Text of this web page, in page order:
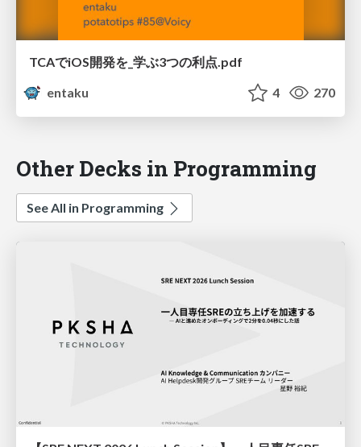
TCAでiOS開発を_学ぶ3つの利点.pdf
entaku
4 270
Other Decks in Programming
See All in Programming